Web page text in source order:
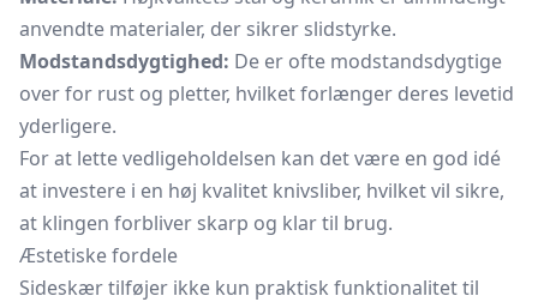
anvendte materialer, der sikrer slidstyrke.
Modstandsdygtighed: De er ofte modstandsdygtige
over for rust og pletter, hvilket forlænger deres levetid
yderligere.
For at lette vedligeholdelsen kan det være en god idé
at investere i en høj kvalitet knivsliber, hvilket vil sikre,
at klingen forbliver skarp og klar til brug.
Æstetiske fordele
Sideskær tilføjer ikke kun praktisk funktionalitet til